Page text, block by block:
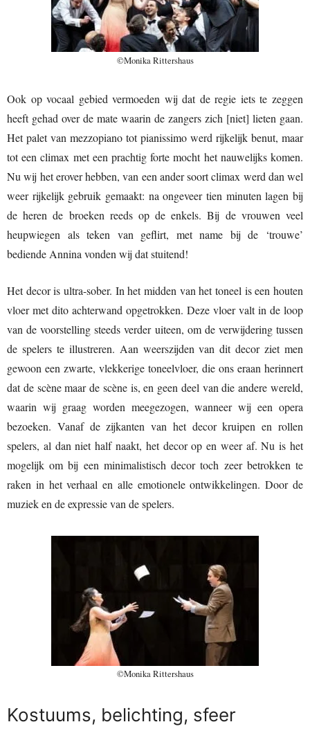
©Monika Rittershaus
Ook op vocaal gebied vermoeden wij dat de regie iets te zeggen
heeft gehad over de mate waarin de zangers zich [niet] lieten gaan.
Het palet van mezzopiano tot pianissimo werd rijkelijk benut, maar
tot een climax met een prachtig forte mocht het nauwelijks komen.
Nu wij het erover hebben, van een ander soort climax werd dan wel
weer rijkelijk gebruik gemaakt: na ongeveer tien minuten lagen bij
de heren de broeken reeds op de enkels. Bij de vrouwen veel
heupwiegen als teken van geflirt, met name bij de ‘trouwe’
bediende Annina vonden wij dat stuitend!
Het decor is ultra-sober. In het midden van het toneel is een houten
vloer met dito achterwand opgetrokken. Deze vloer valt in de loop
van de voorstelling steeds verder uiteen, om de verwijdering tussen
de spelers te illustreren. Aan weerszijden van dit decor ziet men
gewoon een zwarte, vlekkerige toneelvloer, die ons eraan herinnert
dat de scène maar de scène is, en geen deel van die andere wereld,
waarin wij graag worden meegezogen, wanneer wij een opera
bezoeken. Vanaf de zijkanten van het decor kruipen en rollen
spelers, al dan niet half naakt, het decor op en weer af. Nu is het
mogelijk om bij een minimalistisch decor toch zeer betrokken te
raken in het verhaal en alle emotionele ontwikkelingen. Door de
muziek en de expressie van de spelers.
©Monika Rittershaus
Kostuums, belichting, sfeer